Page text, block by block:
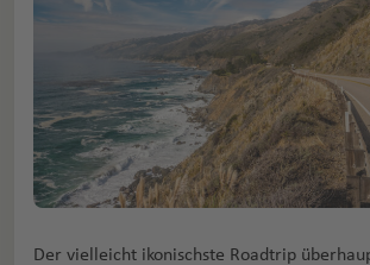
Der vielleicht ikonischste Roadtrip